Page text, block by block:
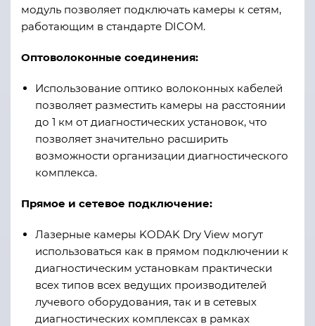
модуль позволяет подключать камеры к сетям,
работающим в стандарте DICOM.
Оптоволоконные соединения:
Использование оптико волоконных кабелей
позволяет разместить камеры на расстоянии
до 1 км от диагностических установок, что
позволяет значительно расширить
возможности организации диагностического
комплекса.
Прямое и сетевое подключение:
Лазерные камеры KODAK Dry View могут
использоваться как в прямом подключении к
диагностическим установкам практически
всех типов всех ведущих производителей
лучевого оборудования, так и в сетевых
диагностических комплексах в рамках